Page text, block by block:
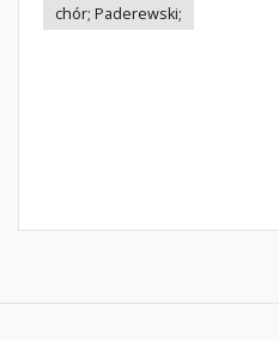
chór; Paderewski;